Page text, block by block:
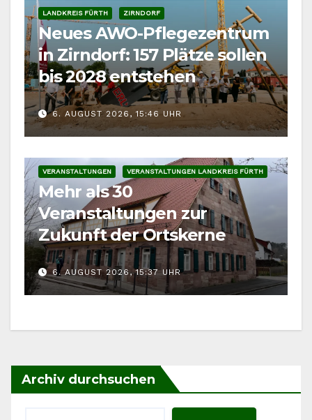
LANDKREIS FÜRTH ZIRNDORF
Neues AWO-Pflegezentrum
in Zirndorf: 157 Plätze sollen
bis 2028 entstehen
6. AUGUST 2026, 15:46 UHR
VERANSTALTUNGEN VERANSTALTUNGEN LANDKREIS FÜRTH
Mehr als 30
Veranstaltungen zur
Zukunft der Ortskerne
6. AUGUST 2026, 15:37 UHR
Archiv durchsuchen